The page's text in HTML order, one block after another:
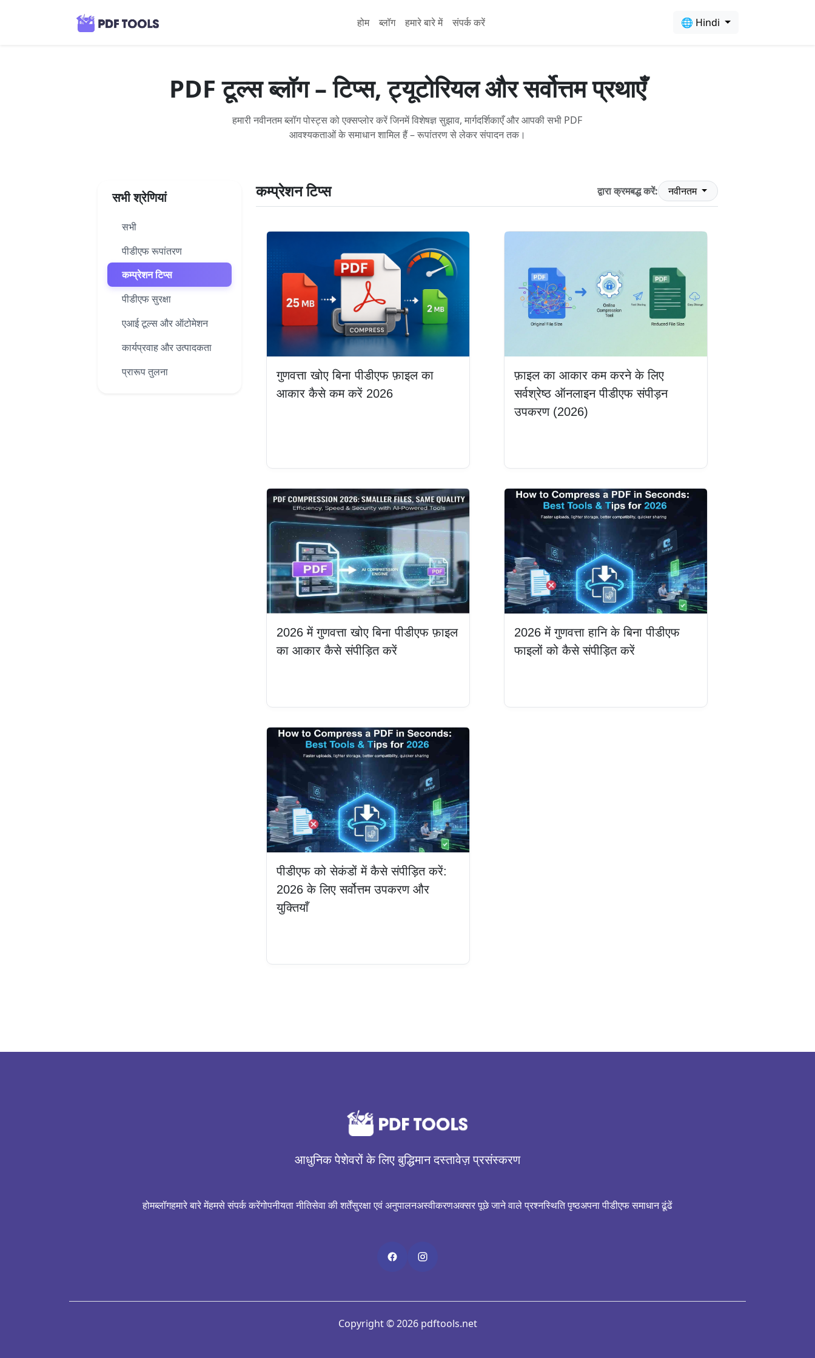
होम ब्लॉग हमारे बारे में संपर्क करें 🌐 Hindi
PDF टूल्स ब्लॉग – टिप्स, ट्यूटोरियल और सर्वोत्तम प्रथाएँ
हमारी नवीनतम ब्लॉग पोस्ट्स को एक्सप्लोर करें जिनमें विशेषज्ञ सुझाव, मार्गदर्शिकाएँ और आपकी सभी PDF
आवश्यकताओं के समाधान शामिल हैं – रूपांतरण से लेकर संपादन तक।
सभी श्रेणियां
सभी
पीडीएफ रूपांतरण
कम्प्रेशन टिप्स
पीडीएफ सुरक्षा
एआई टूल्स और ऑटोमेशन
कार्यप्रवाह और उत्पादकता
प्रारूप तुलना
कम्प्रेशन टिप्स द्वारा क्रमबद्ध करें: नवीनतम
गुणवत्ता खोए बिना पीडीएफ फ़ाइल का
आकार कैसे कम करें 2026
फ़ाइल का आकार कम करने के लिए
सर्वश्रेष्ठ ऑनलाइन पीडीएफ संपीड़न
उपकरण (2026)
2026 में गुणवत्ता खोए बिना पीडीएफ फ़ाइल
का आकार कैसे संपीड़ित करें
2026 में गुणवत्ता हानि के बिना पीडीएफ
फाइलों को कैसे संपीड़ित करें
पीडीएफ को सेकंडों में कैसे संपीड़ित करें:
2026 के लिए सर्वोत्तम उपकरण और
युक्तियाँ
आधुनिक पेशेवरों के लिए बुद्धिमान दस्तावेज़ प्रसंस्करण
होमब्लॉगहमारे बारे मेंहमसे संपर्क करेंगोपनीयता नीतिसेवा की शर्तेंसुरक्षा एवं अनुपालनअस्वीकरणअक्सर पूछे जाने वाले प्रश्नस्थिति पृष्ठअपना पीडीएफ समाधान ढूंढें
Copyright © 2026 pdftools.net